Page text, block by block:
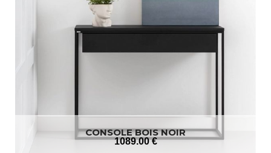
CONSOLE BOIS NOIR
1089.00 €